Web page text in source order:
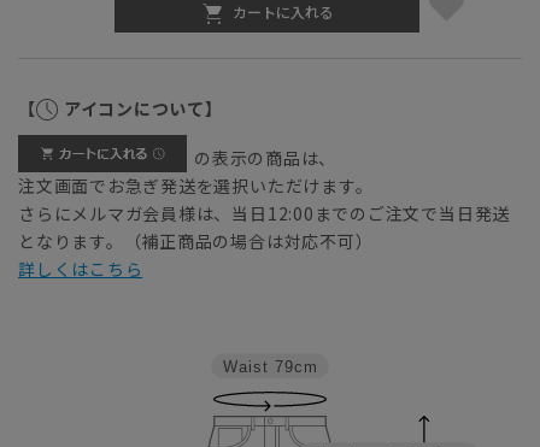
カートに入れる
【 アイコンについて】
の表示の商品は、
注文画面でお急ぎ発送を選択いただけます。
さらにメルマガ会員様は、当日12:00までのご注文で当日発送
となります。（補正商品の場合は対応不可）
詳しくはこちら
Waist 79cm